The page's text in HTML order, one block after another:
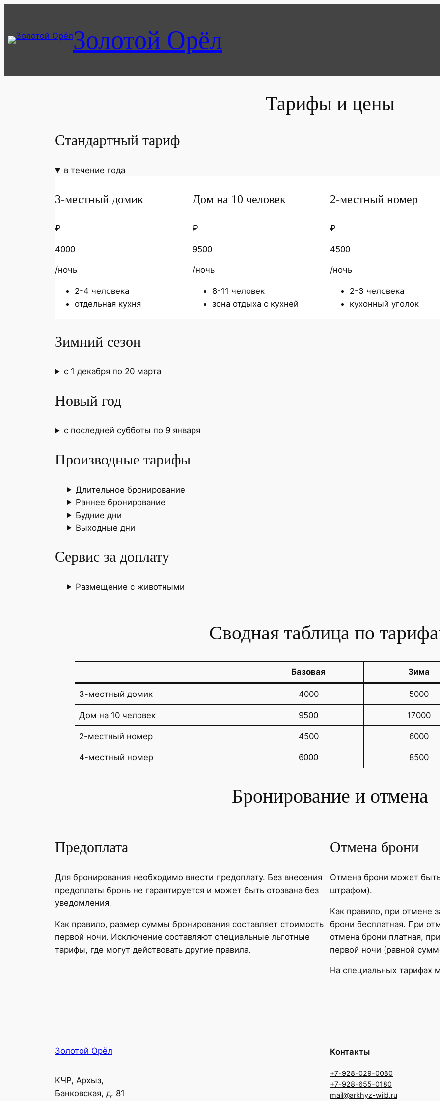
содержимому
Золотой Орёл
Тарифы и цены
Стандартный тариф
в течение года
3-местный домик
₽
4000
/ночь
2-4 человека
отдельная кухня
Дом на 10 человек
₽
9500
/ночь
8-11 человек
зона отдыха с кухней
2-местный номер
₽
4500
/ночь
2-3 человека
кухонный уголок
Зимний сезон
с 1 декабря по 20 марта
Новый год
с последней субботы по 9 января
Производные тарифы
Длительное бронирование
Раннее бронирование
Будние дни
Выходные дни
Сервис за доплату
Размещение с животными
Сводная таблица по
Базовая Зима
3-местный домик 4000 5000
Дом на 10 человек 9500 17000
2-местный номер 4500 6000
4-местный номер 6000 8500
Бронирование и отмена
Предоплата
Для бронирования необходимо внести предоплату. Без внесения
предоплаты бронь не гарантируется и может быть отозвана без
уведомления.
Как правило, размер суммы бронирования составляет стоимость
первой ночи. Исключение составляют специальные льготные
тарифы, где могут действовать другие правила.
Отмена брони
Отмена брони может быть
штрафом).
Как правило, при отмене
брони бесплатная. При
отмена брони платная,
первой ночи (равной
На специальных тарифах
Золотой Орёл
КЧР, Архыз,
Банковская, д. 81
Контакты
+7-928-029-0080
+7-928-655-0180
mail@arkhyz-wild.ru